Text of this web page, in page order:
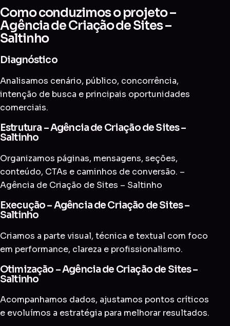
Como conduzimos o projeto –
Agência de Criação de Sites –
Saltinho
Diagnóstico
Analisamos cenário, público, concorrência,
intenção de busca e principais oportunidades
comerciais.
Estrutura – Agência de Criação de Sites –
Saltinho
Organizamos páginas, mensagens, seções,
conteúdo, CTAs e caminhos de conversão. –
Agência de Criação de Sites – Saltinho
Execução – Agência de Criação de Sites –
Saltinho
Criamos a parte visual, técnica e textual com foco
em performance, clareza e profissionalismo.
Otimização – Agência de Criação de Sites –
Saltinho
Acompanhamos dados, ajustamos pontos críticos
e evoluímos a estratégia para melhorar resultados.